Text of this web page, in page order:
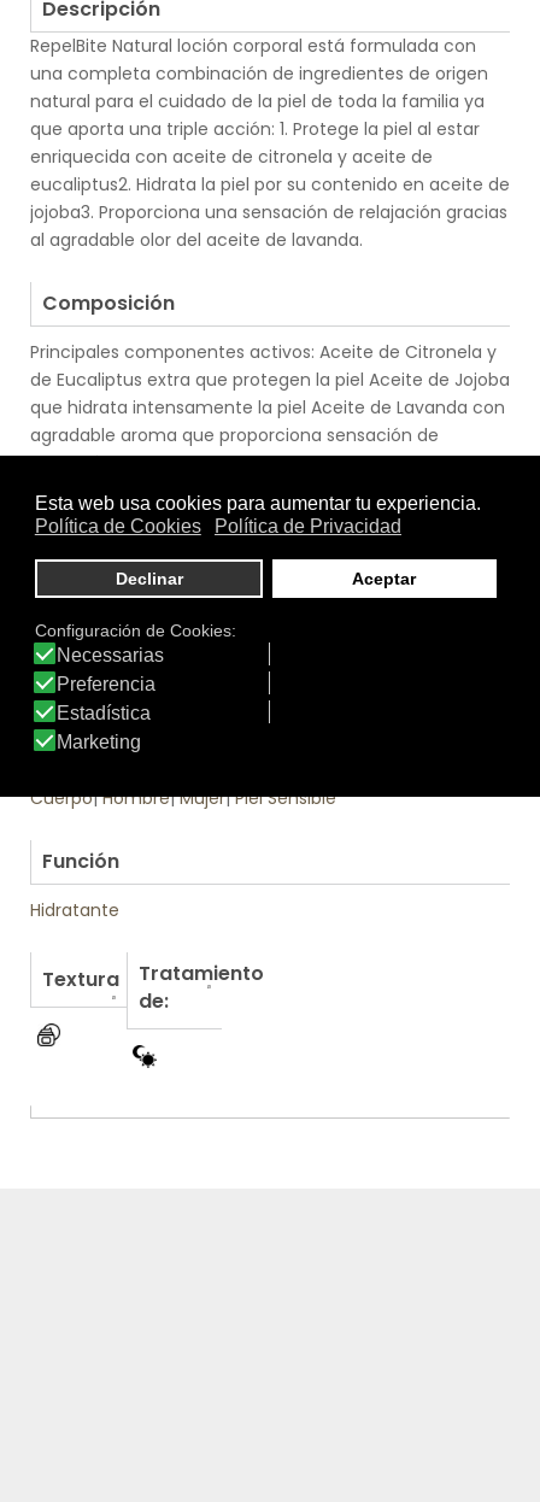
Descripción
RepelBite Natural loción corporal está formulada con
una completa combinación de ingredientes de origen
natural para el cuidado de la piel de toda la familia ya
que aporta una triple acción: 1. Protege la piel al estar
enriquecida con aceite de citronela y aceite de
eucaliptus2. Hidrata la piel por su contenido en aceite de
jojoba3. Proporciona una sensación de relajación gracias
al agradable olor del aceite de lavanda.
Composición
Principales componentes activos: Aceite de Citronela y
de Eucaliptus extra que protegen la piel Aceite de Jojoba
que hidrata intensamente la piel Aceite de Lavanda con
agradable aroma que proporciona sensación de
relajación
Modo de Empleo
Aplicar sobre las zonas corporales deseadas y extender
uniformemente hasta su completa absorción. Repetir la
aplicación si se desea. Ideal para el cuidado antes de ir a
dormir.
Uso
Cuerpo|Hombre|Mujer|Piel Sensible
Función
Hidratante
Textura
Tratamiento
de: